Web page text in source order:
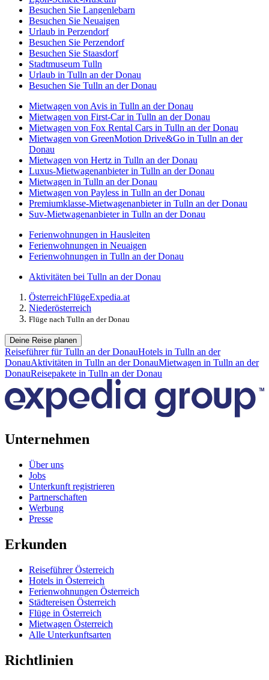
Besuchen Sie Langenlebarn
Besuchen Sie Neuaigen
Urlaub in Perzendorf
Besuchen Sie Perzendorf
Besuchen Sie Staasdorf
Stadtmuseum Tulln
Urlaub in Tulln an der Donau
Besuchen Sie Tulln an der Donau
Mietwagen von Avis in Tulln an der Donau
Mietwagen von First-Car in Tulln an der Donau
Mietwagen von Fox Rental Cars in Tulln an der Donau
Mietwagen von GreenMotion Drive&Go in Tulln an der
Donau
Mietwagen von Hertz in Tulln an der Donau
Luxus-Mietwagenanbieter in Tulln an der Donau
Mietwagen in Tulln an der Donau
Mietwagen von Payless in Tulln an der Donau
Premiumklasse-Mietwagenanbieter in Tulln an der Donau
Suv-Mietwagenanbieter in Tulln an der Donau
Ferienwohnungen in Hausleiten
Ferienwohnungen in Neuaigen
Ferienwohnungen in Tulln an der Donau
Aktivitäten bei Tulln an der Donau
ÖsterreichFlügeExpedia.at
Niederösterreich
Flüge nach Tulln an der Donau
Deine Reise planen
Reiseführer für Tulln an der DonauHotels in Tulln an der
DonauAktivitäten in Tulln an der DonauMietwagen in Tulln an der
DonauReisepakete in Tulln an der Donau
Unternehmen
Über uns
Jobs
Unterkunft registrieren
Partnerschaften
Werbung
Presse
Erkunden
Reiseführer Österreich
Hotels in Österreich
Ferienwohnungen Österreich
Städtereisen Österreich
Flüge in Österreich
Mietwagen Österreich
Alle Unterkunftsarten
Richtlinien